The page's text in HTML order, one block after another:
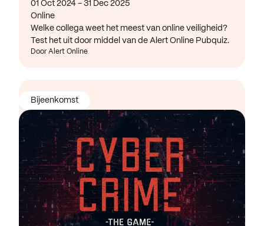
01 Oct 2024 - 31 Dec 2025
Online
Welke collega weet het meest van online veiligheid?
Test het uit door middel van de Alert Online Pubquiz.
Door Alert Online
Bijeenkomst